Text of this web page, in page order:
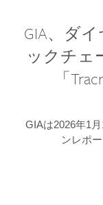
GIA、ダ
ックチェ
「
GIAは2026年1
ンレポ